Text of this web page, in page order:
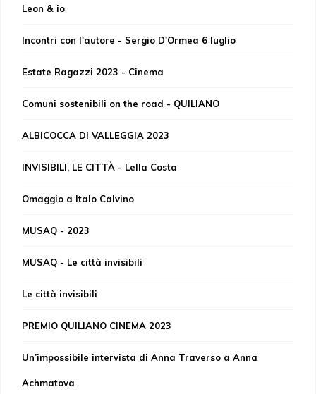
Leon & io
Incontri con l'autore - Sergio D'Ormea 6 luglio
Estate Ragazzi 2023 - Cinema
Comuni sostenibili on the road - QUILIANO
ALBICOCCA DI VALLEGGIA 2023
INVISIBILI, LE CITTÀ - Lella Costa
Omaggio a Italo Calvino
MUSAQ - 2023
MUSAQ - Le città invisibili
Le città invisibili
PREMIO QUILIANO CINEMA 2023
Un’impossibile intervista di Anna Traverso a Anna
Achmatova